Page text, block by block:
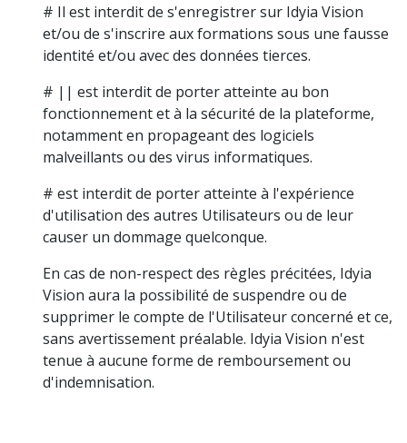
# Il est interdit de s'enregistrer sur Idyia Vision
et/ou de s'inscrire aux formations sous une fausse
identité et/ou avec des données tierces.
# || est interdit de porter atteinte au bon
fonctionnement et à la sécurité de la plateforme,
notamment en propageant des logiciels
malveillants ou des virus informatiques.
# est interdit de porter atteinte à l'expérience
d'utilisation des autres Utilisateurs ou de leur
causer un dommage quelconque.
En cas de non-respect des règles précitées, Idyia
Vision aura la possibilité de suspendre ou de
supprimer le compte de l'Utilisateur concerné et ce,
sans avertissement préalable. Idyia Vision n'est
tenue à aucune forme de remboursement ou
d'indemnisation.